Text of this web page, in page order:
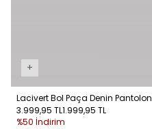
+
Lacivert Bol Paça Denin Pantolon
3.999,95 TL1.999,95 TL
%50 İndirim